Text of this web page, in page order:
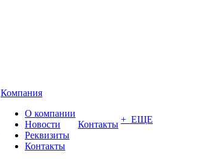
Компания
О компании
Новости
Реквизиты
Контакты
Контакты + ЕЩЕ